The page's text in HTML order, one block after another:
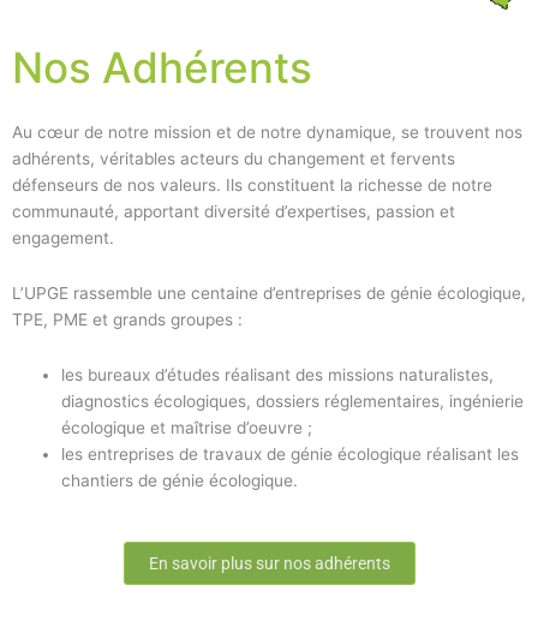
Nos Adhérents
Au cœur de notre mission et de notre dynamique, se trouvent nos
adhérents, véritables acteurs du changement et fervents
défenseurs de nos valeurs. Ils constituent la richesse de notre
communauté, apportant diversité d’expertises, passion et
engagement.
L’UPGE rassemble une centaine d’entreprises de génie écologique,
TPE, PME et grands groupes :
les bureaux d’études réalisant des missions naturalistes,
diagnostics écologiques, dossiers réglementaires, ingénierie
écologique et maîtrise d’oeuvre ;
les entreprises de travaux de génie écologique réalisant les
chantiers de génie écologique.
En savoir plus sur nos adhérents